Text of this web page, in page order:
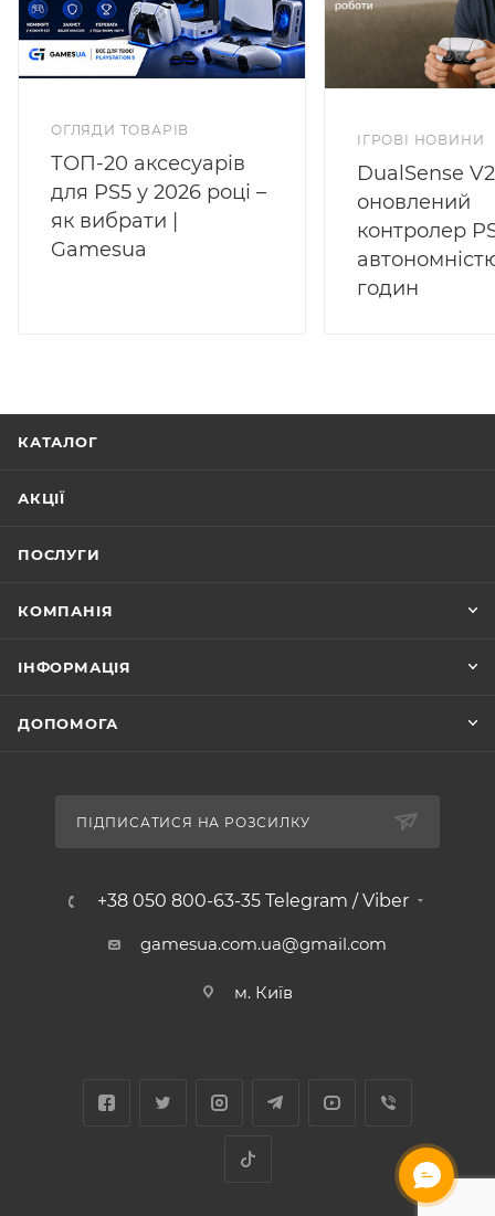
ОГЛЯДИ ТОВАРІВ
ТОП-20 аксесуарів
для PS5 у 2026 році –
як вибрати |
Gamesua
ІГРОВІ НОВИНИ
DualSense
оновлений
контролер
годин
КАТАЛОГ
АКЦІЇ
ПОСЛУГИ
КОМПАНІЯ
ІНФОРМАЦІЯ
ДОПОМОГА
ПІДПИСАТИСЯ НА РОЗСИЛКУ
+38 050 800-63-35 Telegram / Viber
gamesua.com.ua@gmail.com
м. Київ